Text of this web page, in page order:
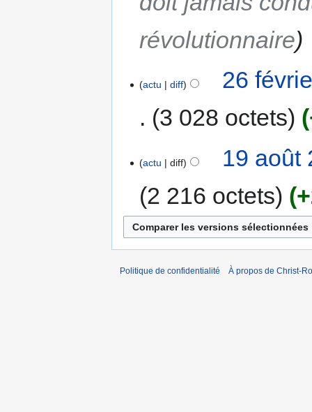
révolutionnaire
actu diff
26
3 028 octets
actu diff
19 août
2 216 octets
Politique de confidentialité À propos de Christ-